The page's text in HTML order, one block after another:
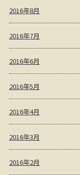
2016年8月
2016年7月
2016年6月
2016年5月
2016年4月
2016年3月
2016年2月